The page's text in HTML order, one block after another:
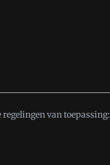
van toepassing: